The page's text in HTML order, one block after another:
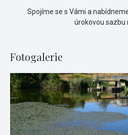
Spojíme se s Vámi a
úrokovou sazbu
Fotogalerie